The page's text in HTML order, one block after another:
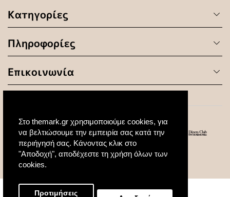
Στο themark.gr χρησιμοποιούμε cookies, για
να βελτιώσουμε την εμπειρία σας κατά την
περιήγησή σας. Κάνοντας κλικ στο
"Αποδοχή", αποδέχεστε τη χρήση όλων των
cookies.
Προτιμήσεις
Κατηγορίες
Πληροφορίες
Επικοινωνία
© 2020 All Rights Reserved. Created by